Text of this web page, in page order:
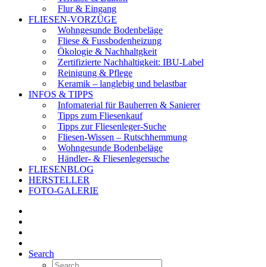
Flur & Eingang
FLIESEN-VORZÜGE
Wohngesunde Bodenbeläge
Fliese & Fussbodenheizung
Ökologie & Nachhaltgkeit
Zertifizierte Nachhaltigkeit: IBU-Label
Reinigung & Pflege
Keramik – langlebig und belastbar
INFOS & TIPPS
Infomaterial für Bauherren & Sanierer
Tipps zum Fliesenkauf
Tipps zur Fliesenleger-Suche
Fliesen-Wissen – Rutschhemmung
Wohngesunde Bodenbeläge
Händler- & Fliesenlegersuche
FLIESENBLOG
HERSTELLER
FOTO-GALERIE
Search